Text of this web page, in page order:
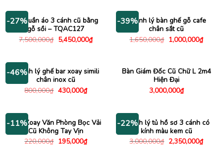
195,000₫.
-27%
Tủ quần áo 3 cánh cũ bằng
gỗ sồi – TQAC127
7,500,000₫ Giá
gốc
5,450,000₫Giá
hiện
-39%Thanh lý bàn ghế gỗ cafe
chân sắt cũ
1,650,000₫ Giá
gốc
1,000,000₫Giá
hiện
-46%
Thanh lý ghế bar xoay simili
chân inox cũ
800,000₫ Giá
430,000₫Giá
hiện
430,000₫.
Bàn Giám Đốc Cũ Chữ L 2m4
Hiện Đại
3,000,000₫
-11%
Ghế Xoay Văn Phòng Bọc Vải
Cũ Không Tay Vịn
220,000₫ Giá
195,000₫Giá
hiện
-22%
Thanh lý tủ hồ sơ 3 cánh có
kính màu kem cũ
3,000,000₫ Giá
gốc
2,350,000₫Giá
hiện